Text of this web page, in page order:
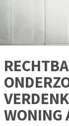
WONING